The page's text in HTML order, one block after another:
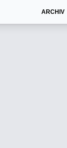
ARCHIV